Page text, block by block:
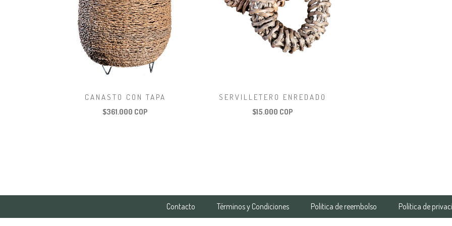
CANASTO CON TAPA
$361.000 COP
SERVILLETERO ENREDADO
$15.000 COP
Contacto Términos y Condiciones Politica de reembolso Política de